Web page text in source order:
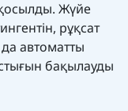
Жүйе
рұқсат
автоматты
бақылауды